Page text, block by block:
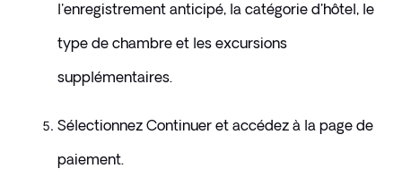
l'enregistrement anticipé, la catégorie d'hôtel, le
type de chambre et les excursions
supplémentaires.
Sélectionnez Continuer et accédez à la page de
paiement.